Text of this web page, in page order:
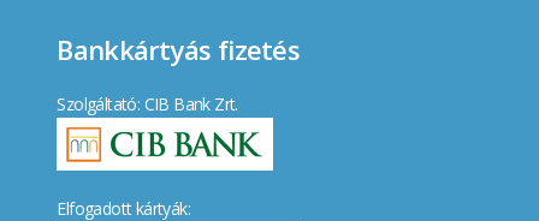
Bankkártyás fizetés
Szolgáltató: CIB Bank Zrt.
Elfogadott kártyák: